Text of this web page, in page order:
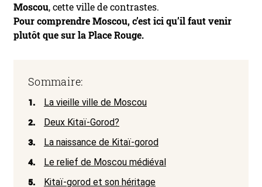
Moscou, cette ville de contrastes.
Pour comprendre Moscou, c’est ici qu’il faut venir
plutôt que sur la Place Rouge.
Sommaire:
1.
La vieille ville de Moscou
2.
Deux Kitaï-Gorod?
3.
La naissance de Kitaï-gorod
4.
Le relief de Moscou médiéval
5.
Kitaï-gorod et son héritage